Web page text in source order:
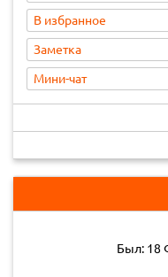
В избранное
Заметка
Мини-чат
Был: 18